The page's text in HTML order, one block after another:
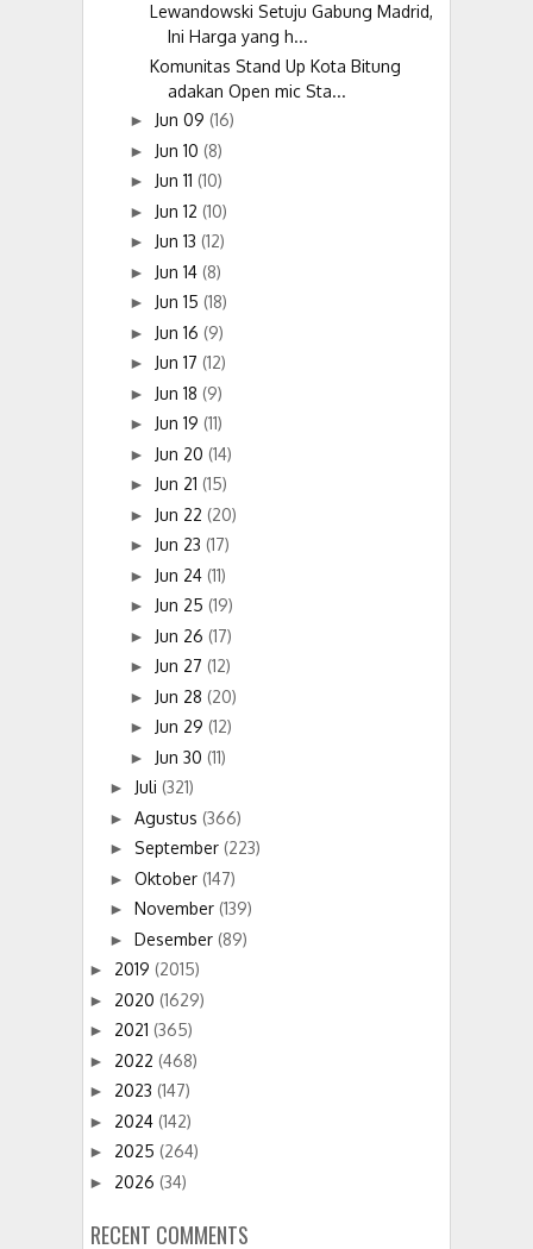
Lewandowski Setuju Gabung Madrid,
Ini Harga yang h...
Komunitas Stand Up Kota Bitung
adakan Open mic Sta...
► Jun 09 (16)
► Jun 10 (8)
► Jun 11 (10)
► Jun 12 (10)
► Jun 13 (12)
► Jun 14 (8)
► Jun 15 (18)
► Jun 16 (9)
► Jun 17 (12)
► Jun 18 (9)
► Jun 19 (11)
► Jun 20 (14)
► Jun 21 (15)
► Jun 22 (20)
► Jun 23 (17)
► Jun 24 (11)
► Jun 25 (19)
► Jun 26 (17)
► Jun 27 (12)
► Jun 28 (20)
► Jun 29 (12)
► Jun 30 (11)
► Juli (321)
► Agustus (366)
► September (223)
► Oktober (147)
► November (139)
► Desember (89)
► 2019 (2015)
► 2020 (1629)
► 2021 (365)
► 2022 (468)
► 2023 (147)
► 2024 (142)
► 2025 (264)
► 2026 (34)
RECENT COMMENTS